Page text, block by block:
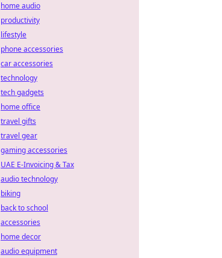
home audio
productivity
lifestyle
phone accessories
car accessories
technology
tech gadgets
home office
travel gifts
travel gear
gaming accessories
UAE E-Invoicing & Tax
audio technology
biking
back to school
accessories
home decor
audio equipment